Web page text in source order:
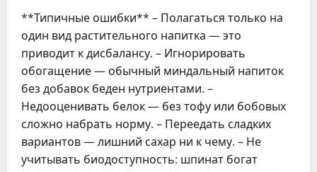
**Типичные ошибки** – Полагаться только на
один вид растительного напитка — это
приводит к дисбалансу. – Игнорировать
обогащение — обычный миндальный напиток
без добавок беден нутриентами. –
Недооценивать белок — без тофу или бобовых
сложно набрать норму. – Переедать сладких
вариантов — лишний сахар ни к чему. – Не
учитывать биодоступность: шпинат богат